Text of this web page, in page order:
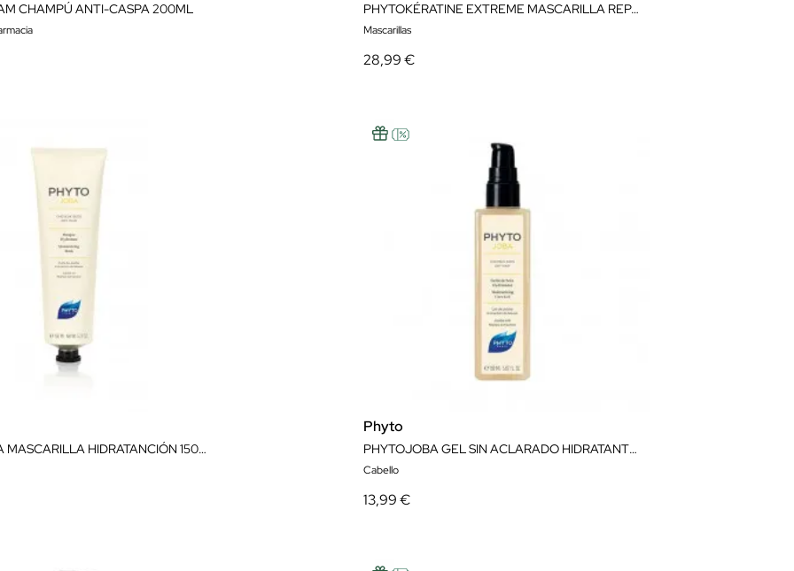
CHAMPÚ ANTI-CASPA 200ML PHYTOKÉRATINE EXTREME MASCARILLA REPARACIÓN Y NUTRICIÓN 200ML
Mascarillas
28,99 €
PHYTOJOBA MASCARILLA HIDRATANCIÓN 150ML
Phyto
PHYTOJOBA GEL SIN ACLARADO HIDRATANTE 150ML
Cabello
13,99 €